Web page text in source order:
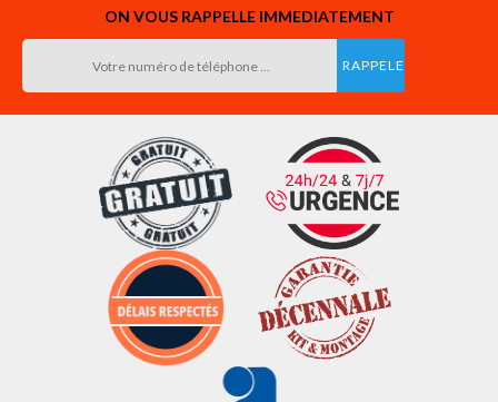
ON VOUS RAPPELLE IMMEDIATEMENT